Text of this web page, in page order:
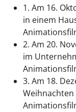
1. Am 16.
in einem
2. Am 20.
im
3. Am 18.
Weihnachten